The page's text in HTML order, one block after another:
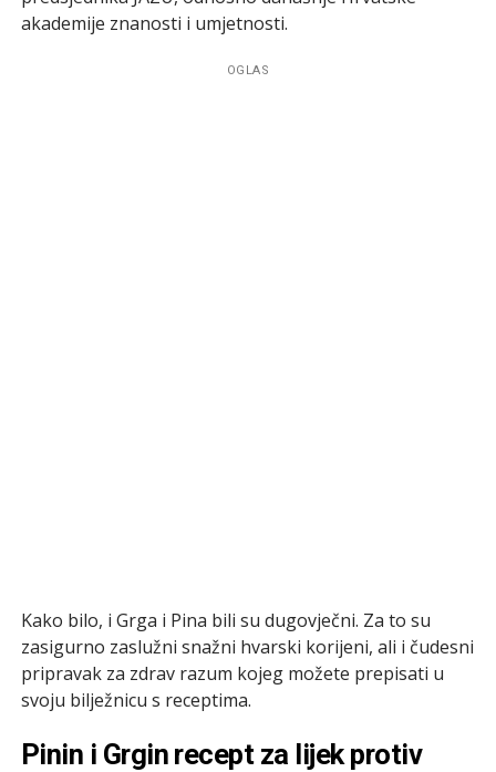
akademije znanosti i umjetnosti.
OGLAS
Kako bilo, i Grga i Pina bili su dugovječni. Za to su
zasigurno zaslužni snažni hvarski korijeni, ali i čudesni
pripravak za zdrav razum kojeg možete prepisati u
svoju bilježnicu s receptima.
Pinin i Grgin recept za lijek protiv